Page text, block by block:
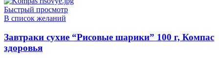
Быстрый просмотр
В список желаний
Завтраки сухие “Рисовые шарики” 100 г, Компас
здоровья